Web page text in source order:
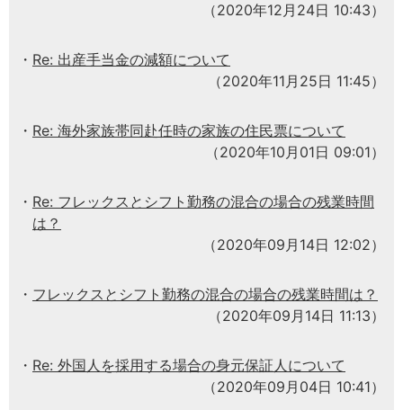
（2020年12月24日 10:43）
Re: 出産手当金の減額について
（2020年11月25日 11:45）
Re: 海外家族帯同赴任時の家族の住民票について
（2020年10月01日 09:01）
Re: フレックスとシフト勤務の混合の場合の残業時間
は？
（2020年09月14日 12:02）
フレックスとシフト勤務の混合の場合の残業時間は？
（2020年09月14日 11:13）
Re: 外国人を採用する場合の身元保証人について
（2020年09月04日 10:41）